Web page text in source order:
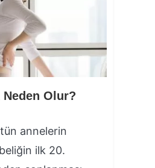
Olur?
annelerin
ilk 20.